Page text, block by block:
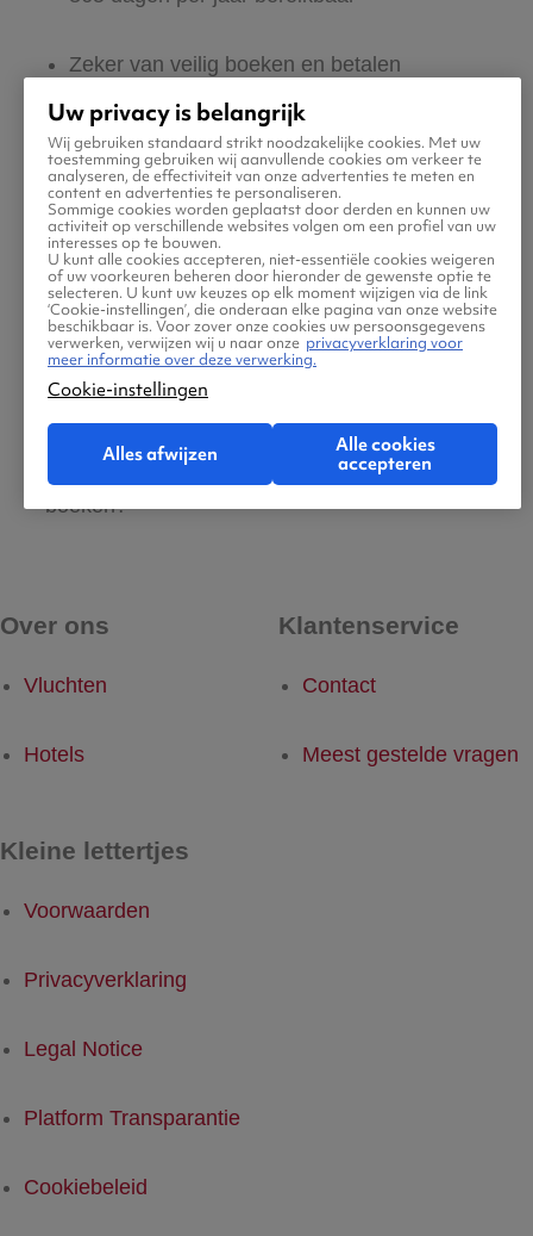
Zeker van veilig boeken en betalen
Boek ook direct een hotel of huurauto via
Vliegtickets.be
Gratis tips, reisadvies en speciale
aanbiedingen voor vliegtickets naar De
Kooy
Jouw zoektocht naar vliegtickets moet
makkelijk én leuk zijn. Daarom helpen wij jou
maar al te graag met de reis naar De Kooy!
Ben jij klaar om jouw tickets te zoeken en
boeken?
Over ons
Vluchten
Hotels
Klantenservice
Contact
Meest gestelde vragen
Kleine lettertjes
Voorwaarden
Privacyverklaring
Legal Notice
Platform Transparantie
Cookiebeleid
Uw privacy is belangrijk
Wij gebruiken standaard strikt noodzakelijke cookies. Met uw
toestemming gebruiken wij aanvullende cookies om verkeer te
analyseren, de effectiviteit van onze advertenties te meten en
content en advertenties te personaliseren.
Sommige cookies worden geplaatst door derden en kunnen uw
activiteit op verschillende websites volgen om een profiel van uw
interesses op te bouwen.
U kunt alle cookies accepteren, niet-essentiële cookies weigeren
of uw voorkeuren beheren door hieronder de gewenste optie te
selecteren. U kunt uw keuzes op elk moment wijzigen via de link
‘Cookie-instellingen’, die onderaan elke pagina van onze website
beschikbaar is. Voor zover onze cookies uw persoonsgegevens
verwerken, verwijzen wij u naar onze privacyverklaring voor
meer informatie over deze verwerking.
Cookie-instellingen
Alles afwijzen
Alle cookies
accepteren